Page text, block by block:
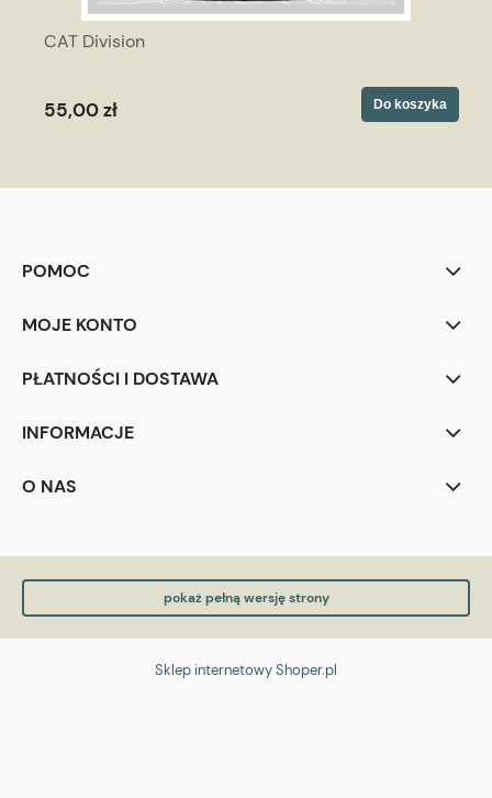
CAT Division
55,00 zł Do koszyka
POMOC
MOJE KONTO
PŁATNOŚCI I DOSTAWA
INFORMACJE
O NAS
pokaż pełną wersję strony
Sklep internetowy Shoper.pl